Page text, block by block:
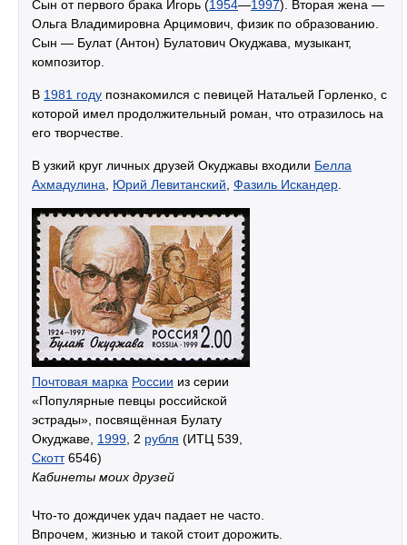
Сын от первого брака Игорь (1954—1997). Вторая жена —
Ольга Владимировна Арцимович, физик по образованию.
Сын — Булат (Антон) Булатович Окуджава, музыкант,
композитор.
В 1981 году познакомился с певицей Натальей Горленко, с
которой имел продолжительный роман, что отразилось на
его творчестве.
В узкий круг личных друзей Окуджавы входили Белла
Ахмадулина, Юрий Левитанский, Фазиль Искандер.
Почтовая марка России из серии
«Популярные певцы российской
эстрады», посвящённая Булату
Окуджаве, 1999, 2 рубля (ИТЦ 539,
Скотт6546)
Кабинеты моих друзей
Что-то дождичек удач падает не часто.
Впрочем, жизнью и такой стоит дорожить.